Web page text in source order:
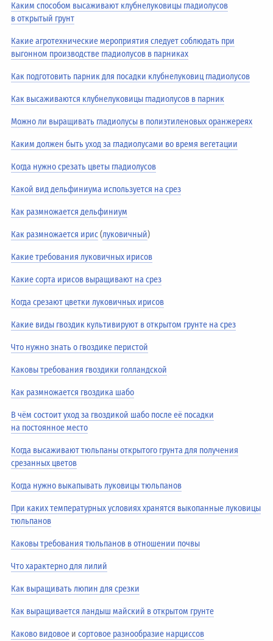
Каким способом высаживают клубнелуковицы гладиолусов
в открытый грунт
Какие агротехнические мероприятия следует соблюдать при
выгонном производстве гладиолусов в парниках
Как подготовить парник для посадки клубнелуковиц гладиолусов
Как высаживаются клубнелуковицы гладиолусов в парник
Можно ли выращивать гладиолусы в полиэтиленовых оранжереях
Каким должен быть уход за гладиолусами во время вегетации
Когда нужно срезать цветы гладиолусов
Какой вид дельфиниума используется на срез
Как размножается дельфиниум
Как размножается ирис(луковичный)
Какие требования луковичных ирисов
Какие сорта ирисов выращивают на срез
Когда срезают цветки луковичных ирисов
Какие виды гвоздик культивируют в открытом грунте на срез
Что нужно знать о гвоздике перистой
Каковы требования гвоздики голландской
Как размножается гвоздика шабо
В чём состоит уход за гвоздикой шабо после её посадки
на постоянное место
Когда высаживают тюльпаны открытого грунта для получения
срезанных цветов
Когда нужно выкапывать луковицы тюльпанов
При каких температурных условиях хранятся выкопанные луковицы
тюльпанов
Каковы требования тюльпанов в отношении почвы
Что характерно для лилий
Как выращивать люпин для срезки
Как выращивается ландыш майский в открытом грунте
Каково видовое исортовое разнообразие нарциссов